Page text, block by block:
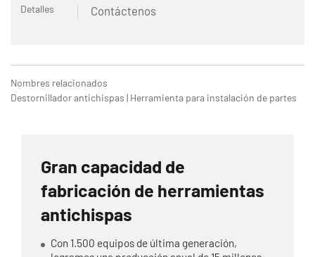
Detalles Contáctenos
Nombres relacionados
Destornillador antichispas | Herramienta para instalación de partes
Gran capacidad de
fabricación de herramientas
antichispas
Con 1.500 equipos de última generación,